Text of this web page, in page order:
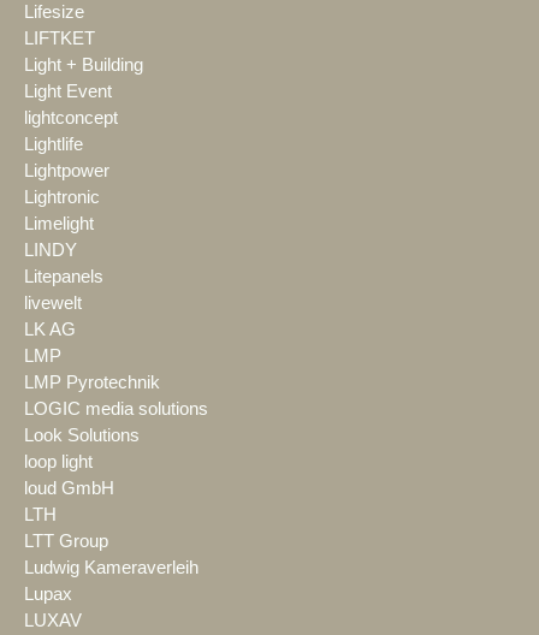
Lifesize
LIFTKET
Light + Building
Light Event
lightconcept
Lightlife
Lightpower
Lightronic
Limelight
LINDY
Litepanels
livewelt
LK AG
LMP
LMP Pyrotechnik
LOGIC media solutions
Look Solutions
loop light
loud GmbH
LTH
LTT Group
Ludwig Kameraverleih
Lupax
LUXAV